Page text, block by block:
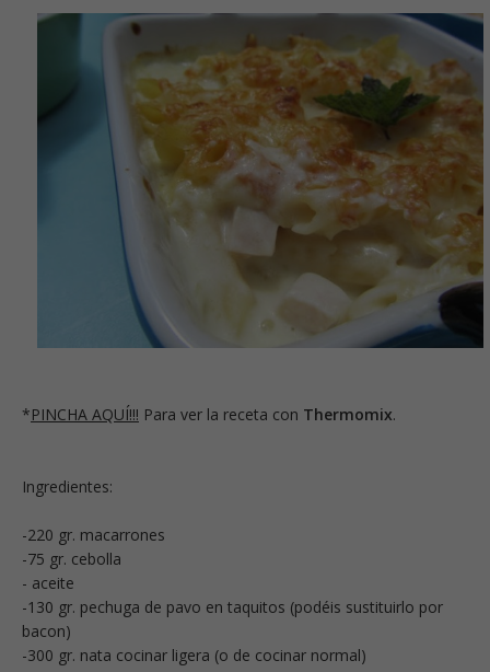
*PINCHA AQUÍ!!! Para ver la receta con Thermomix.
Ingredientes:
-220 gr. macarrones
-75 gr. cebolla
- aceite
-130 gr. pechuga de pavo en taquitos (podéis sustituirlo por
bacon)
-300 gr. nata cocinar ligera (o de cocinar normal)